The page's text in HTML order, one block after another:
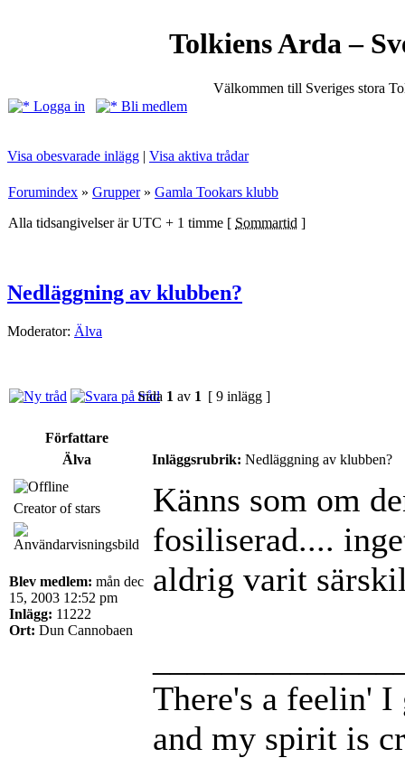
Tolkiens Arda –
Välkommen till Sveriges stora
Logga in
Bli medlem
Visa obesvarade inlägg | Visa aktiva trådar
Forumindex » Grupper» Gamla Tookars klubb
Alla tidsangivelser är UTC + 1 timme [ Sommartid ]
Nedläggning av klubben?
Moderator: Älva
Sida 1 av 1 [ 9 inlägg ]
Författare
Älva
Inläggsrubrik: Nedläggning av klubben?
Creator of stars
Blev medlem: mån dec
15, 2003 12:52 pm
Inlägg: 11222
Ort: Dun Cannobaen
Känns som om
fosiliserad....
aldrig varit
There's a feelin'
and my spirit is